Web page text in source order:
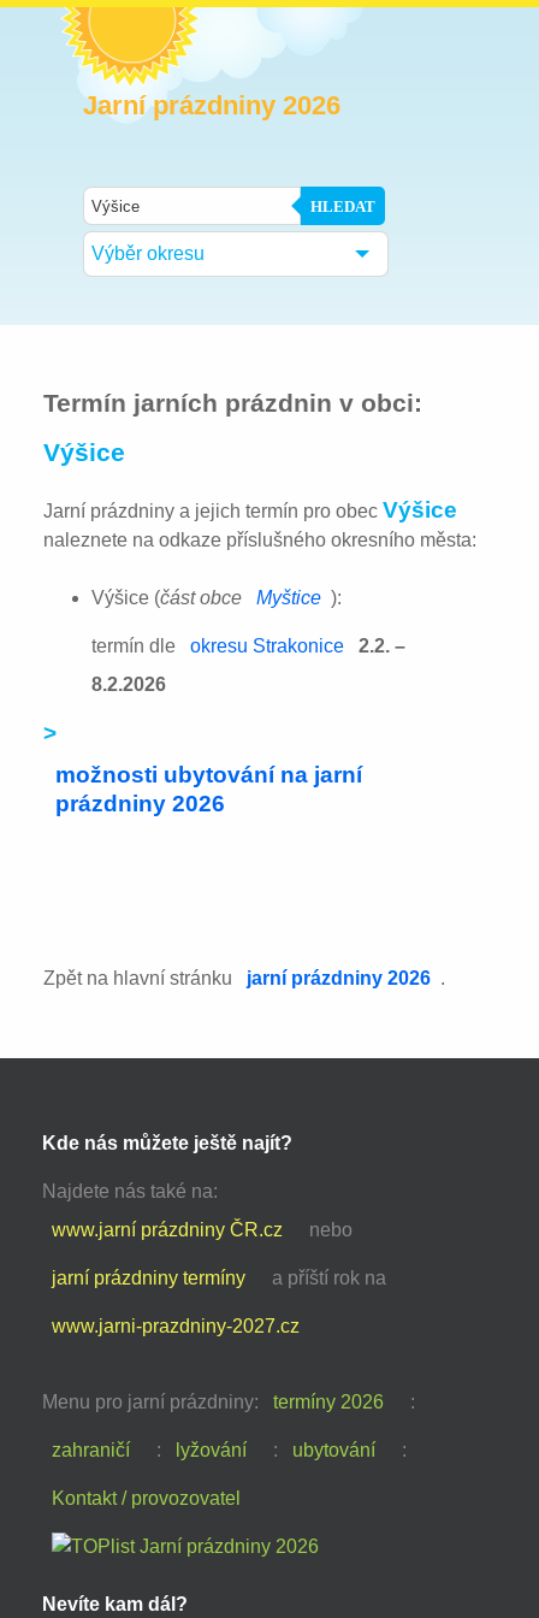
Jarní prázdniny 2026
HLEDAT
Výběr okresu
Termín jarních prázdnin v obci:
Výšice
Jarní prázdniny a jejich termín pro obecVýšice
naleznete na odkaze příslušného okresního města:
Výšice (část obce Myštice ):
termín dle okresu Strakonice
2.2. –
8.2.2026
>
možnosti ubytování na jarní
prázdniny 2026
Zpět na hlavní stránku jarní prázdniny 2026 .
Kde nás můžete ještě najít?
Najdete nás také na:
www.jarní prázdniny ČR.cz
nebo
jarní prázdniny termíny a příští rok na
www.jarni-prazdniny-2027.cz
Menu pro jarní prázdniny: termíny 2026 :
zahraničí : lyžování : ubytování :
Kontakt / provozovatel
Nevíte kam dál?